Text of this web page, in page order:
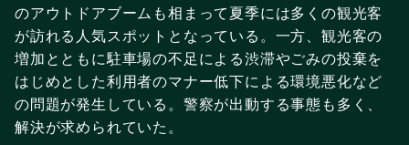
のアウトドアブームも相まって夏季には多くの観光客
が訪れる人気スポットとなっている。一方、観光客の
増加とともに駐車場の不足による渋滞やごみの投棄を
はじめとした利用者のマナー低下による環境悪化など
の問題が発生している。警察が出動する事態も多く、
解決が求められていた。